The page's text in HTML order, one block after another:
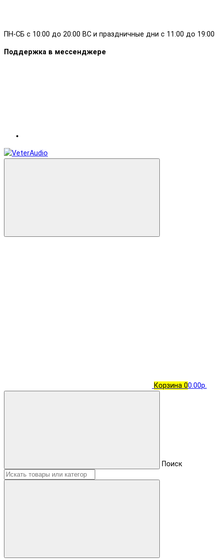
ПН-СБ с 10:00 до 20:00 ВС и праздничные дни с 11:00 до 19:00
Поддержка в мессенджере
Корзина 00.00р.
Поиск